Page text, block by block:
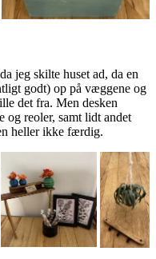
jeg skilte huset ad, da en
godt) op på væggene og
det fra. Men desken
og reoler, samt lidt andet
heller ikke færdig.